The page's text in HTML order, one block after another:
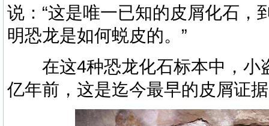
说：“这是唯一已知的皮屑化石，
明恐龙是如何蜕皮的。”
在这4种恐龙化石标本中，小
亿年前，这是迄今最早的皮屑证